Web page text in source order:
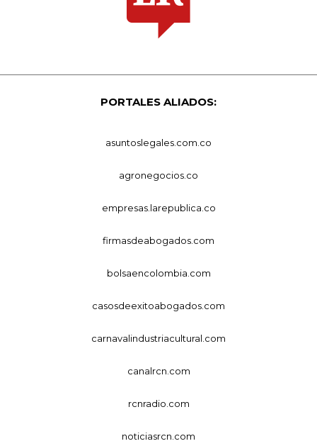
PORTALES ALIADOS:
asuntoslegales.com.co
agronegocios.co
empresas.larepublica.co
firmasdeabogados.com
bolsaencolombia.com
casosdeexitoabogados.com
carnavalindustriacultural.com
canalrcn.com
rcnradio.com
noticiasrcn.com